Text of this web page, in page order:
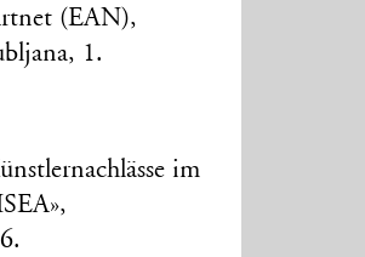
(EAN),
1.
im